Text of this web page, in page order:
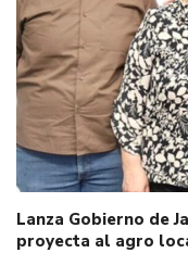
Lanza Gobierno de
proyecta al agro